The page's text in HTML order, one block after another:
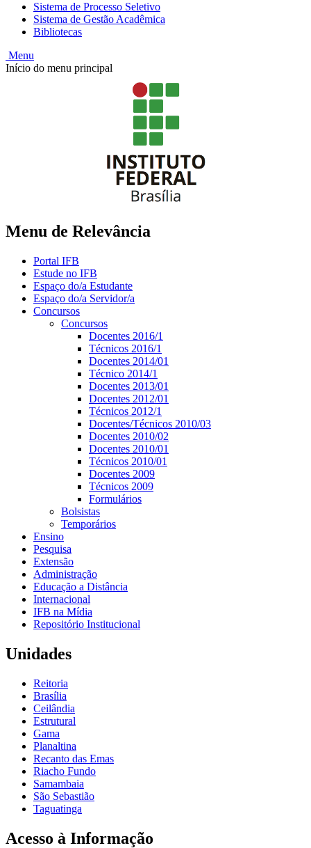
Sistema de Processo Seletivo
Sistema de Gestão Acadêmica
Bibliotecas
Menu
Início do menu principal
Menu de Relevância
Portal IFB
Estude no IFB
Espaço do/a Estudante
Espaço do/a Servidor/a
Concursos
Concursos
Docentes 2016/1
Técnicos 2016/1
Docentes 2014/01
Técnico 2014/1
Docentes 2013/01
Docentes 2012/01
Técnicos 2012/1
Docentes/Técnicos 2010/03
Docentes 2010/02
Docentes 2010/01
Técnicos 2010/01
Docentes 2009
Técnicos 2009
Formulários
Bolsistas
Temporários
Ensino
Pesquisa
Extensão
Administração
Educação a Distância
Internacional
IFB na Mídia
Repositório Institucional
Unidades
Reitoria
Brasília
Ceilândia
Estrutural
Gama
Planaltina
Recanto das Emas
Riacho Fundo
Samambaia
São Sebastião
Taguatinga
Acesso à Informação